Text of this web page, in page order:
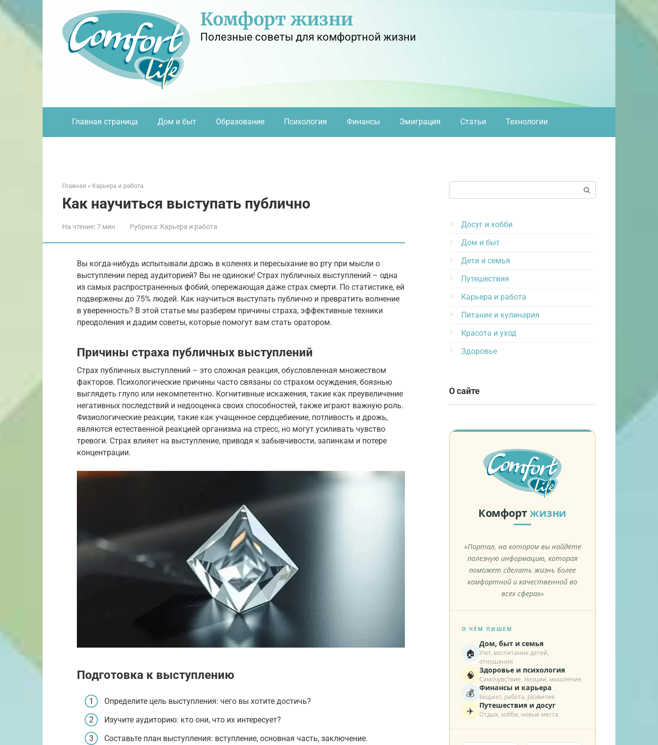
Перейти
контенту
Комфорт жизни
Полезные советы для комфортной жизни
Главная страница Дом и быт Образование Психология Финансы Эмиграция Статьи Технологии
Главная » Карьера и работа
Как научиться выступать публично
На чтение:7 мин Рубрика: Карьера и работа
Вы когда-нибудь испытывали дрожь в коленях и пересыхание во рту при мысли о
выступлении перед аудиторией? Вы не одиноки! Страх публичных выступлений – одна
из самых распространенных фобий, опережающая даже страх смерти. По статистике, ей
подвержены до 75% людей. Как научиться выступать публично и превратить волнение
в уверенность? В этой статье мы разберем причины страха, эффективные техники
преодоления и дадим советы, которые помогут вам стать оратором.
Причины страха публичных выступлений
Страх публичных выступлений – это сложная реакция, обусловленная множеством
факторов. Психологические причины часто связаны со страхом осуждения, боязнью
выглядеть глупо или некомпетентно. Когнитивные искажения, такие как преувеличение
негативных последствий и недооценка своих способностей, также играют важную роль.
Физиологические реакции, такие как учащенное сердцебиение, потливость и дрожь,
являются естественной реакцией организма на стресс, но могут усиливать чувство
тревоги. Страх влияет на выступление, приводя к забывчивости, запинкам и потере
концентрации.
Подготовка к выступлению
Определите цель выступления: чего вы хотите достичь?
Изучите аудиторию: кто они, что их интересует?
Составьте план выступления: вступление, основная часть, заключение.
Досуг и хобби
Дом и быт
Дети и семья
Путешествия
Карьера и работа
Питание и кулинария
Красота и уход
Здоровье
О сайте
Комфортжизни
«Портал, на котором вы найдёте
полезную информацию, которая
поможет сделать жизнь более
комфортной и качественной во
всех сферах»
О ЧЁМ ПИШЕМ
🏠
Дом, быт и семья
Уют, воспитание детей,
отношения
🧠 Здоровье и психология
Самочувствие, эмоции, мышление
💰 Финансы и карьера
Бюджет, работа, развитие
✈️ Путешествия и досуг
Отдых, хобби, новые места